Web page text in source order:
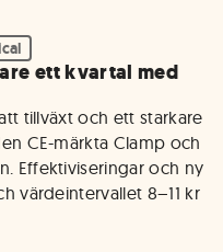
ett kvartal med
tillväxt och ett starkare
CE-märkta Clamp och
Effektiviseringar och ny
värdeintervallet 8–11 kr